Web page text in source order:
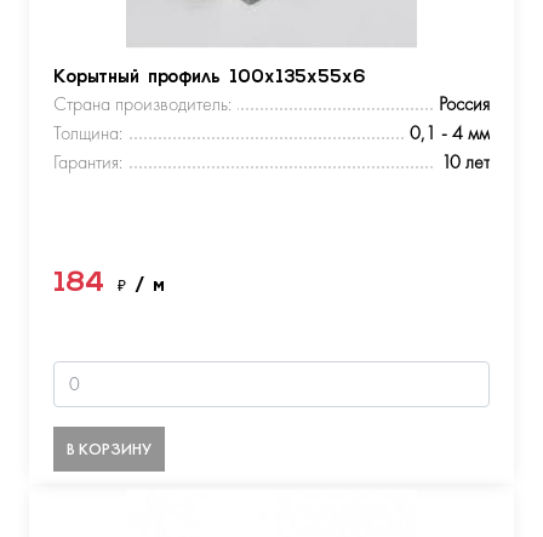
Корытный профиль 100х135х55х6
Страна производитель:
Россия
Толщина:
0,1 - 4 мм
Гарантия:
10 лет
184 ₽ / м
В КОРЗИНУ